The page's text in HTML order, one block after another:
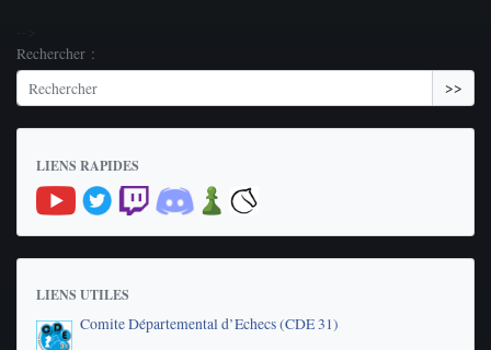
Rechercher :
>>
LIENS RAPIDES
LIENS UTILES
Comite Départemental d’Echecs (CDE 31)